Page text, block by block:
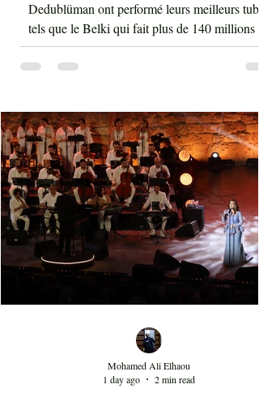
Hammamet
Guidé par le chef du groupe Mustafa Yavuz,
Dedublüman ont performé leurs meilleurs
font la gloire mondiale actuelle de cette bande.
musique de Dedublüman reflète bel et bien
l'identité turque, trouvant harmonieusement sa
place entre les civilisations orientale et
occidentale. Le son de la clarinette est à
d'un cri d'un loup sur les montagnes.
Dédublüm